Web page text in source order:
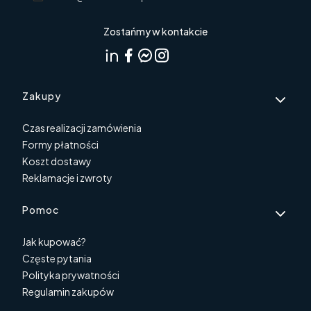
Zostańmy w kontakcie
Linki w stopce
Zakupy
Czas realizacji zamówienia
Formy płatności
Koszt dostawy
Reklamacje i zwroty
Pomoc
Jak kupować?
Częste pytania
Polityka prywatności
Regulamin zakupów